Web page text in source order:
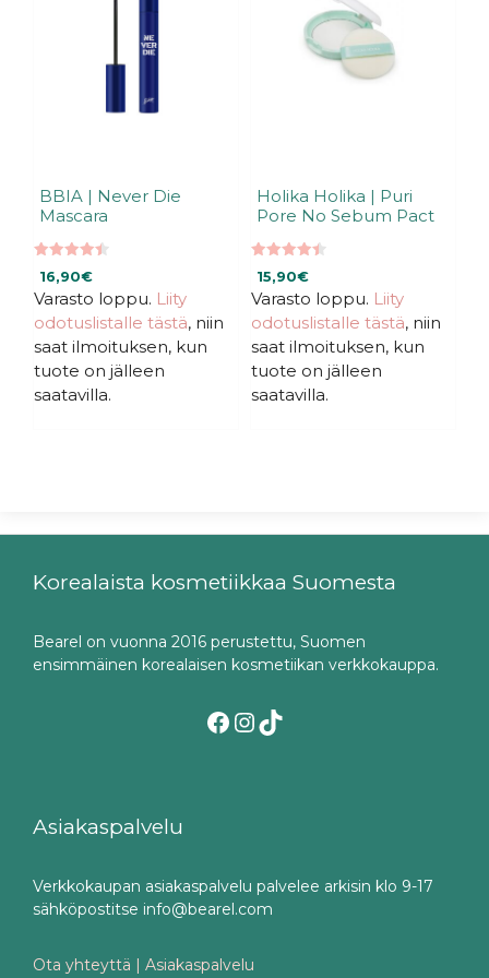
BBIA | Never Die
Mascara
4.45
5:stä
16,90€
Varasto loppu. Liity
odotuslistalle tästä, niin
saat ilmoituksen, kun
tuote on jälleen
saatavilla.
tuotteen
Holika Holika | Puri
Pore No Sebum Pact
4.50
5:stä
15,90€
Varasto loppu. Liity
odotuslistalle tästä, niin
saat ilmoituksen, kun
tuote on jälleen
saatavilla.
Korealaista kosmetiikkaa Suomesta
Bearel on vuonna 2016 perustettu, Suomen
ensimmäinen korealaisen kosmetiikan verkkokauppa.
Facebook
Instagram
TikTok
Asiakaspalvelu
Verkkokaupan asiakaspalvelu palvelee arkisin klo 9-17
sähköpostitse info@bearel.com
Ota yhteyttä | Asiakaspalvelu